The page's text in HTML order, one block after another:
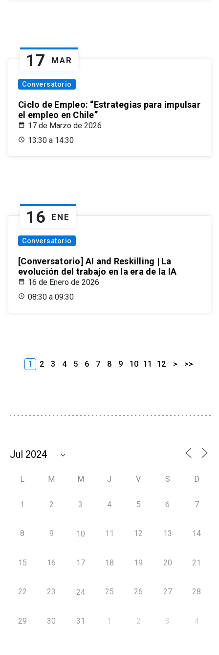
17 MAR
Conversatorio
Ciclo de Empleo: “Estrategias para impulsar
el empleo en Chile”
17 de Marzo de 2026
13:30 a 14:30
16 ENE
Conversatorio
[Conversatorio] AI and Reskilling | La
evolución del trabajo en la era de la IA
16 de Enero de 2026
08:30 a 09:30
1 2 3 4 5 6 7 8 9 10 11 12 > >>
L M M J V S D
1 2 3 4 5 6 7
8 9 10 11 12 13 14
15 16 17 18 19 20 21
22 23 24 25 26 27 28
29 30 31 1 2 3 4